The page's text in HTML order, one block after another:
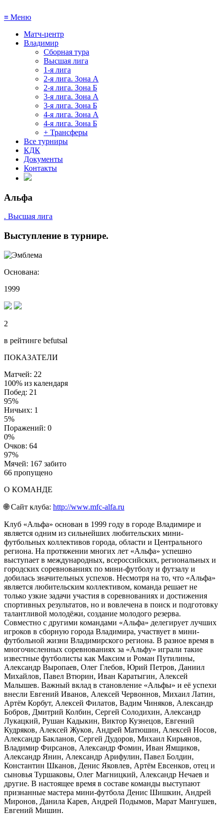
≡ Меню
Матч-центр
Владимир
Сборная тура
Высшая лига
1-я лига
2-я лига. Зона А
2-я лига. Зона Б
3-я лига. Зона А
3-я лига. Зона Б
4-я лига. Зона А
4-я лига. Зона Б
+ Трансферы
Все турниры
КДК
Документы
Контакты
Альфа
. Высшая лига
Выступление в турнире.
Основана:
1999
2
в рейтинге befutsal
ПОКАЗАТЕЛИ
Матчей: 22
100% из календаря
Побед: 21
95%
Ничьих: 1
5%
Поражений: 0
0%
Очков: 64
97%
Мячей: 167 забито
66 пропущено
О КОМАНДЕ
🌐 Сайт клуба: http://www.mfc-alfa.ru
Клуб «Альфа» основан в 1999 году в городе Владимире и
является одним из сильнейших любительских мини-
футбольных коллективов города, области и Центрального
региона. На протяжении многих лет «Альфа» успешно
выступает в международных, всероссийских, региональных и
городских соревнованиях по мини-футболу и футзалу и
добилась значительных успехов. Несмотря на то, что «Альфа»
является любительским коллективом, команда решает не
только узкие задачи участия в соревнованиях и достижения
спортивных результатов, но и вовлечена в поиск и подготовку
талантливой молодёжи, создание молодого резерва.
Совместно с другими командами «Альфа» делегирует лучших
игроков в сборную города Владимира, участвует в мини-
футбольной жизни Владимирского региона. В разное время в
многочисленных соревнованиях за «Альфу» играли такие
известные футболисты как Максим и Роман Путилины,
Александр Выропаев, Олег Глебов, Юрий Петров, Даниил
Михайлов, Павел Втюрин, Иван Каратыгин, Алексей
Малышев. Важный вклад в становление «Альфы» и её успехи
внесли Евгений Иванов, Алексей Червоннов, Михаил Латин,
Артём Корбут, Алексей Филатов, Вадим Чиняков, Александр
Бобров, Дмитрий Колбин, Сергей Солодихин, Александр
Лукацкий, Рушан Кадыкин, Виктор Кузнецов, Евгений
Кудряков, Алексей Жуков, Андрей Матюшин, Алексей Носов,
Александр Бакланов, Сергей Дудоров, Михаил Кирьянов,
Владимир Фирсанов, Александр Фомин, Иван Ямщиков,
Александр Янин, Александр Арифулин, Павел Болдин,
Константин Шканов, Денис Яковлев, Артём Евсенков, отец и
сыновья Туршаковы, Олег Магницкий, Александр Нечаев и
другие. В настоящее время в составе команды выступают
признанные мастера мини-футбола Денис Шишкин, Андрей
Миронов, Данила Карев, Андрей Подымов, Марат Мангушев,
Евгений Мишин.